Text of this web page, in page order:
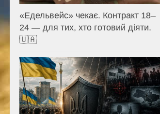
«Едельвейс» чекає. Контракт 18–
24 — для тих, хто готовий діяти.
🇺🇦